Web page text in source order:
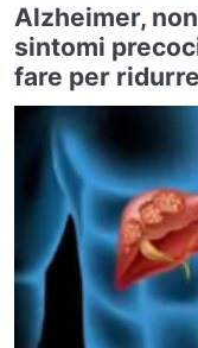
Alzheimer,
sintomi
fare per